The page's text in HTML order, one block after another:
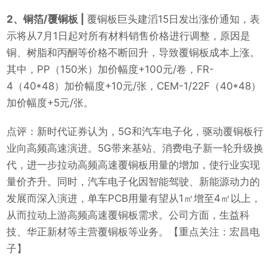
2、铜箔/覆铜板 |
覆铜板巨头建滔15日发出涨价通知，表
示将从7月1日起对所有材料销售价格进行调整，原因是
铜、树脂和丙酮等价格不断回升，导致覆铜板成本上涨。
其中，PP（150米）加价幅度+100元/卷，FR-
4（40*48）加价幅度+10元/张，CEM-1/22F（40*48）
加价幅度+5元/张。
点评：新时代证券认为，5G和汽车电子化，驱动覆铜板行
业向高频高速演进。5G带来基站、消费电子新一轮升级换
代，进一步拉动高频高速覆铜板用量的增加，使行业实现
量价齐升。同时，汽车电子化因智能驾驶、新能源动力的
发展而深入演进，单车PCB用量有望从1㎡增至4㎡以上，
从而拉动上游高频高速覆铜板需求。公司方面，生益科
技、华正新材等主营覆铜板等业务。【重点关注：宏昌电
子】